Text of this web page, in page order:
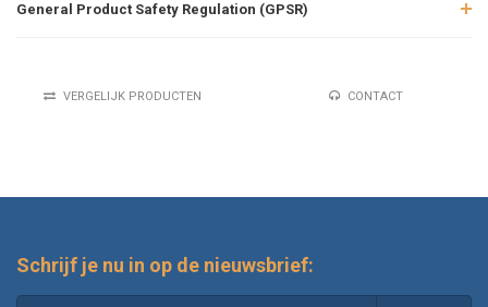
General Product Safety Regulation (GPSR)
VERGELIJK PRODUCTEN CONTACT
Schrijf je nu in op de nieuwsbrief: